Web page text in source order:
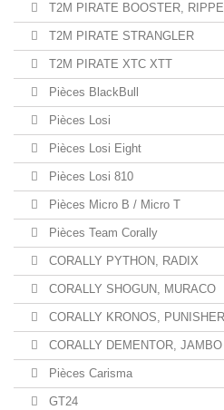
T2M PIRATE BOOSTER,
T2M PIRATE STRANGLER
T2M PIRATE XTC XTT
Pièces BlackBull
Pièces Losi
Pièces Losi Eight
Pièces Losi 810
Pièces Micro B / Micro T
Pièces Team Corally
CORALLY PYTHON, RADIX
CORALLY SHOGUN, MURACO
CORALLY KRONOS, PUNISHER
CORALLY DEMENTOR, JAMBO
Pièces Carisma
GT24